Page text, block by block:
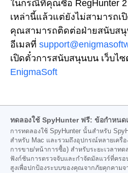
ในกรณีที่คุณซื้อ RegHunter
เหล่านี้แล้วแต่ยังไม่สามารถ
คุณสามารถติดต่อฝ่ายสนับสนุ
อีเมลที่
เปิดตั๋วการสนับสนุนบน เว็บไซ
EnigmaSoft
ทดลองใช้ SpyHunter ฟรี: ข้อกำหน
การทดลองใช้ SpyHunter นั้นสำหรับ
สำหรับ Mac และรวมถึงอุปกรณ์หลายเครื่อ
การขาย/หน้าการซื้อ) สำหรับระยะเวลาทด
ฟังก์ชันการตรวจจับและกำจัดมัลแวร์ที่คร
สูงเพื่อปกป้องระบบของคุณจากภัยคุกคามจ